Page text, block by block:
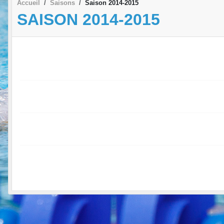
Accueil Saisons Saison 2014-2015
SAISON 2014-2015